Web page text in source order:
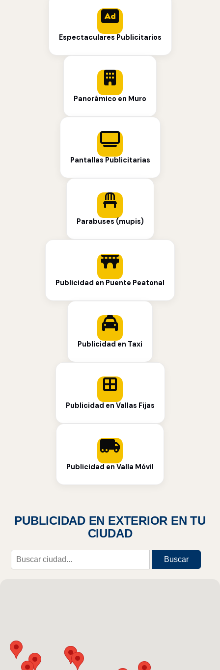
Espectaculares Publicitarios
Panorámico en Muro
Pantallas Publicitarias
Parabuses (mupis)
Publicidad en Puente Peatonal
Publicidad en Taxi
Publicidad en Vallas Fijas
Publicidad en Valla Móvil
PUBLICIDAD EN EXTERIOR EN TU
CIUDAD
Buscar